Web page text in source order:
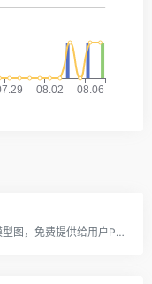
这个宝藏里面藏着超过16000+的3D模型图，免费提供给用户PNG下载，分辨率超高